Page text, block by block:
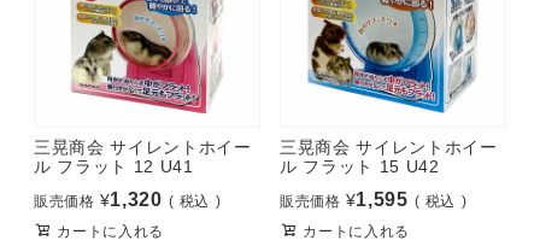
三晃商会 サイレントホイー
ル フラット 12 U41
販売価格 ¥1,320
税込
カートに入れる
三晃商会 サイレントホイー
ル フラット 15 U42
販売価格 ¥1,595
税込
カートに入れる